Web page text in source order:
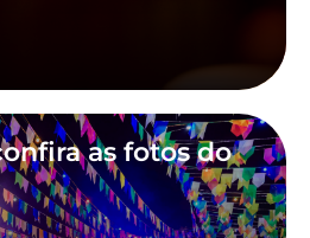
as fotos do